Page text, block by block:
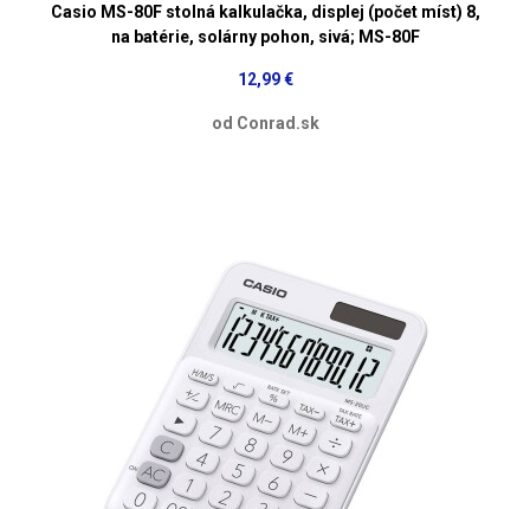
Casio MS-80F stolná kalkulačka, displej (počet míst) 8,
na batérie, solárny pohon, sivá; MS-80F
12,99 €
od Conrad.sk